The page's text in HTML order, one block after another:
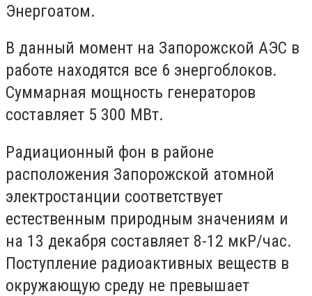
Энергоатом.
В данный момент на Запорожской АЭС в
работе находятся все 6 энергоблоков.
Суммарная мощность генераторов
составляет 5 300 МВт.
Радиационный фон в районе
расположения Запорожской атомной
электростанции соответствует
естественным природным значениям и
на 13 декабря составляет 8-12 мкР/час.
Поступление радиоактивных веществ в
окружающую среду не превышает